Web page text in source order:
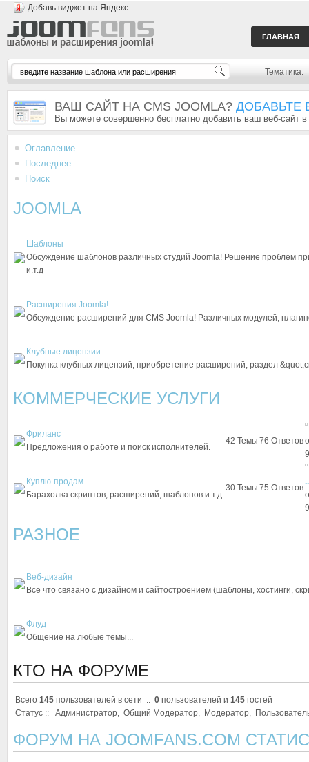
Добавь виджет на Яндекс
ГЛАВНАЯ
Тематика:
ВАШ САЙТ НА CMS JOOMLA? ДОБАВЬТЕ
Вы можете совершенно бесплатно добавить ваш веб-сайт
Оглавление
Последнее
Поиск
JOOMLA
Шаблоны
Обсуждение шаблонов различных студий Joomla! Решение проблем
и.т.д
Расширения Joomla!
Обсуждение расширений для CMS Joomla! Различных модулей,
Клубные лицензии
Покупка клубных лицензий, приобретение расширений, раздел
КОММЕРЧЕСКИЕ УСЛУГИ
Фриланс
Предложения о работе и поиск исполнителей.
42 Темы 76 Ответов
Куплю-продам
Барахолка скриптов, расширений, шаблонов и.т.д.
30 Темы 75 Ответов
РАЗНОЕ
Веб-дизайн
Все что связано с дизайном и сайтостроением (шаблоны, хостинги,
Флуд
Общение на любые темы...
КТО НА ФОРУМЕ
Всего 145 пользователей в сети :: 0 пользователей и 145 гостей
Статус ::
Администратор, Общий Модератор, Модератор,
ФОРУМ НА JOOMFANS.COM